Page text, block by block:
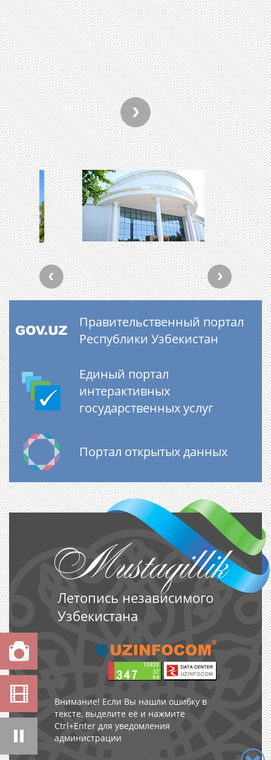
Правительственный портал
Республики Узбекистан
Единый портал
интерактивных
государственных услуг
Портал открытых данных
Mustaqillik
Летопись независимого
Узбекистана
Внимание! Если Вы нашли ошибку в
тексте, выделите её и нажмите
Ctrl+Enter для уведомления
администрации